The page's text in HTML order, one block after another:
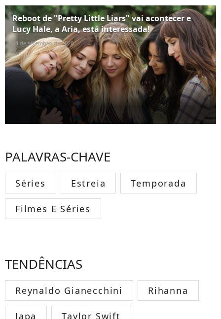
Reboot de "Pretty Little Liars" vai acontecer e
Lucy Hale, a Aria, está interessada!
24 de setembro de 2020
PALAVRAS-CHAVE
Séries Estreia Temporada
Filmes E Séries
TENDÊNCIAS
Reynaldo Gianecchini Rihanna
Japa Taylor Swift